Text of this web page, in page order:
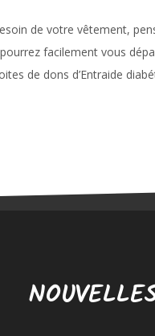
de votre vêtement,
facilement vous
de dons d’Entraide